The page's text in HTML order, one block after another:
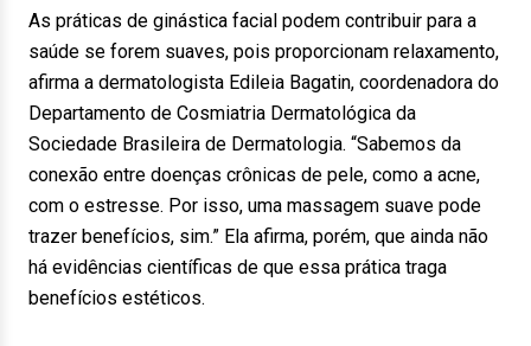
As práticas de ginástica facial podem contribuir para a
saúde se forem suaves, pois proporcionam relaxamento,
afirma a dermatologista Edileia Bagatin, coordenadora do
Departamento de Cosmiatria Dermatológica da
Sociedade Brasileira de Dermatologia. “Sabemos da
conexão entre doenças crônicas de pele, como a acne,
com o estresse. Por isso, uma massagem suave pode
trazer benefícios, sim.” Ela afirma, porém, que ainda não
há evidências científicas de que essa prática traga
benefícios estéticos.